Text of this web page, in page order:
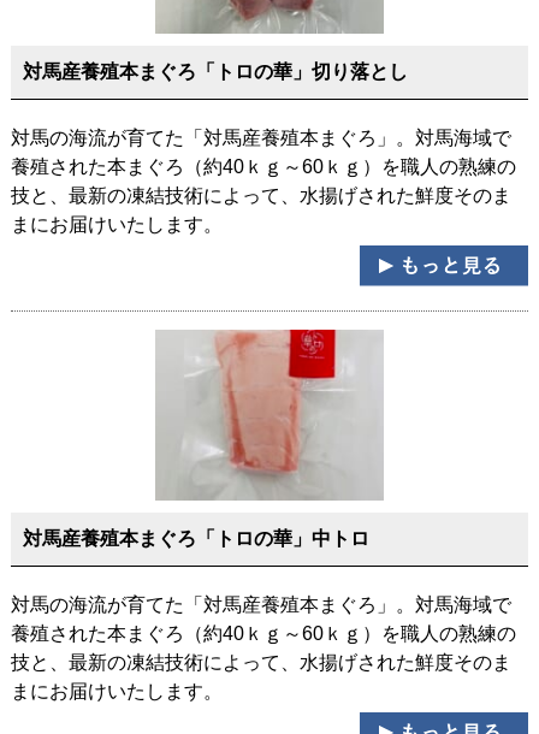
対馬産養殖本まぐろ「トロの華」切り落とし
対馬の海流が育てた「対馬産養殖本まぐろ」。対馬海域で
養殖された本まぐろ（約40ｋｇ～60ｋｇ）を職人の熟練の
技と、最新の凍結技術によって、水揚げされた鮮度そのま
まにお届けいたします。
対馬産養殖本まぐろ「トロの華」中トロ
対馬の海流が育てた「対馬産養殖本まぐろ」。対馬海域で
養殖された本まぐろ（約40ｋｇ～60ｋｇ）を職人の熟練の
技と、最新の凍結技術によって、水揚げされた鮮度そのま
まにお届けいたします。